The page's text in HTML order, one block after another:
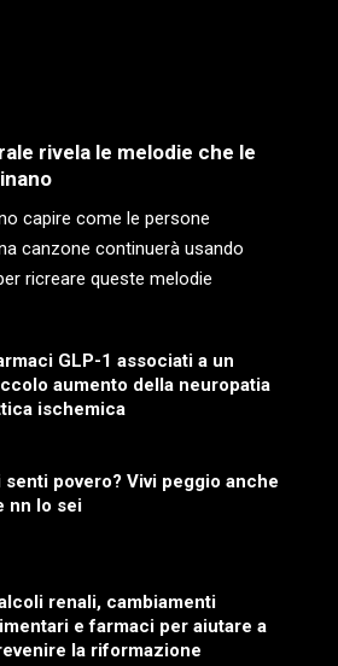
rivela le melodie che le
capire come le persone
canzone continuerà usando
ricreare queste melodie
GLP-1 associati a un
aumento della neuropatia
ischemica
senti povero? Vivi peggio anche
nn lo sei
renali, cambiamenti
e farmaci per aiutare a
la riformazione